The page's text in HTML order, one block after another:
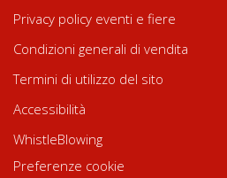
Privacy policy eventi e fiere
Condizioni generali di vendita
Termini di utilizzo del sito
Accessibilità
WhistleBlowing
Preferenze cookie